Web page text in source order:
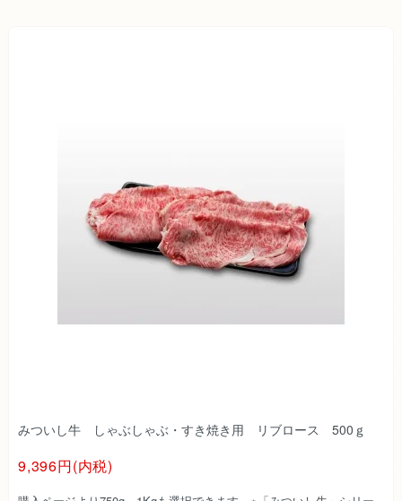
みついし牛 しゃぶしゃぶ・すき焼き用 リブロース 500ｇ
9,396円(内税)